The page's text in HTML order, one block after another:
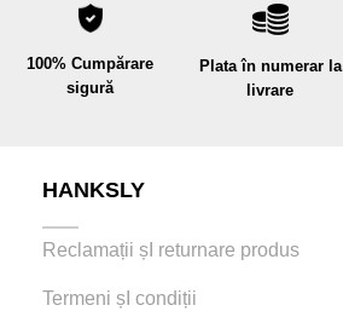
100% Cumpărare
sigură
Plata în numerar la
livrare
HANKSLY
Reclamații șI returnare produs
Termeni șI condiții